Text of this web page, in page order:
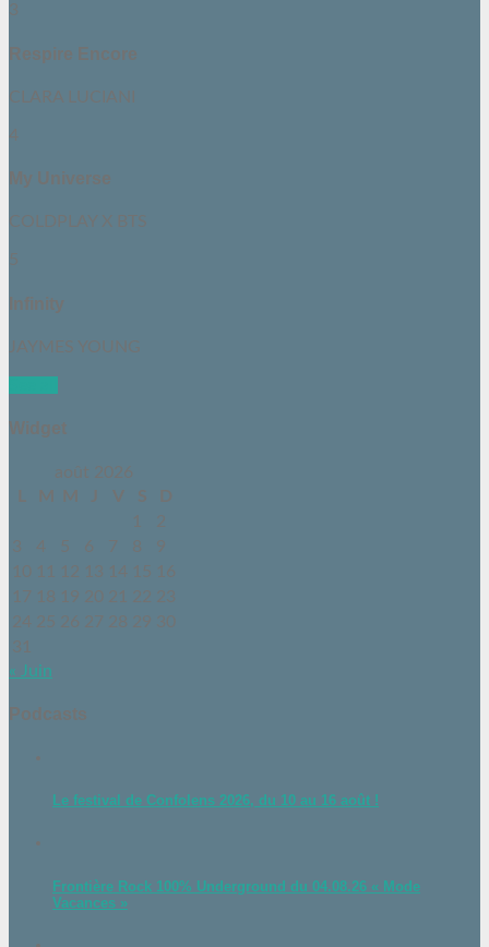
3
Respire Encore
CLARA LUCIANI
4
My Universe
COLDPLAY X BTS
5
Infinity
JAYMES YOUNG
Widget
août 2026
L
M M J V S
D
1
2
3
4 5 6 7 8
9
10 11 12 13 14 15 16
17 18 19 20 21 22 23
24 25 26 27 28 29 30
31
« Juin
Podcasts
Le festival de Confolens 2026, du 10 au 16 août !
Frontière Rock 100% Underground du 04.08.26 « Mode
Vacances »